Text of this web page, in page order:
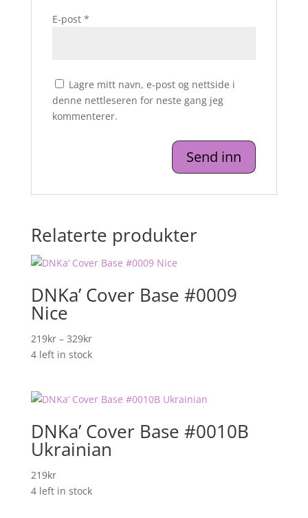
E-post *
Lagre mitt navn, e-post og nettside i
denne nettleseren for neste gang jeg
kommenterer.
Relaterte produkter
DNKa’ Cover Base #0009
Nice
219kr – 329krPrisområde:
219kr
4 left in stock
DNKa’ Cover Base #0010B
Ukrainian
219kr
4 left in stock